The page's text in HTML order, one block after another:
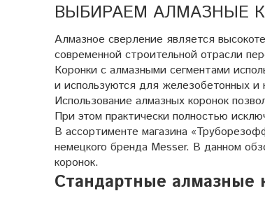
ВЫБИРАЕМ АЛМАЗНЫЕ
Алмазное сверление является
современной строительной отрасли
Коронки с алмазными сегментами
и используются для железобетонных
Использование алмазных коронок
При этом практически полностью
В ассортименте магазина
немецкого бренда Messer. В данном
коронок.
Стандартные алмазные